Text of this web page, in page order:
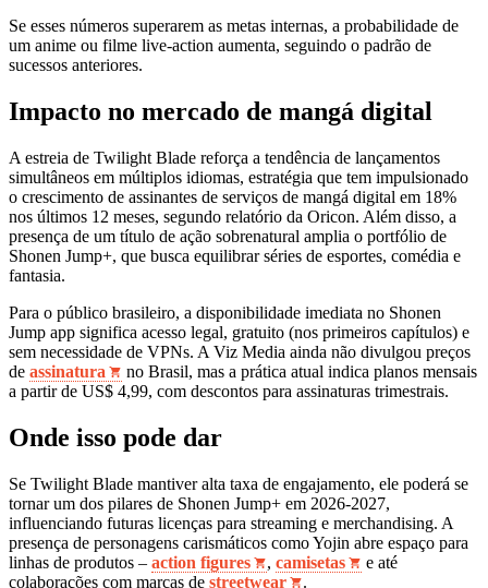
Se esses números superarem as metas internas, a probabilidade de
um anime ou filme live‑action aumenta, seguindo o padrão de
sucessos anteriores.
Impacto no mercado de mangá digital
A estreia de Twilight Blade reforça a tendência de lançamentos
simultâneos em múltiplos idiomas, estratégia que tem impulsionado
o crescimento de assinantes de serviços de mangá digital em 18%
nos últimos 12 meses, segundo relatório da Oricon. Além disso, a
presença de um título de ação sobrenatural amplia o portfólio de
Shonen Jump+, que busca equilibrar séries de esportes, comédia e
fantasia.
Para o público brasileiro, a disponibilidade imediata no Shonen
Jump app significa acesso legal, gratuito (nos primeiros capítulos) e
sem necessidade de VPNs. A Viz Media ainda não divulgou preços
de assinatura
no Brasil, mas a prática atual indica planos mensais
a partir de US$ 4,99, com descontos para assinaturas trimestrais.
Onde isso pode dar
Se Twilight Blade mantiver alta taxa de engajamento, ele poderá se
tornar um dos pilares de Shonen Jump+ em 2026‑2027,
influenciando futuras licenças para streaming e merchandising. A
presença de personagens carismáticos como Yojin abre espaço para
linhas de produtos – action figures , camisetas
e até
colaborações com marcas de streetwear
.